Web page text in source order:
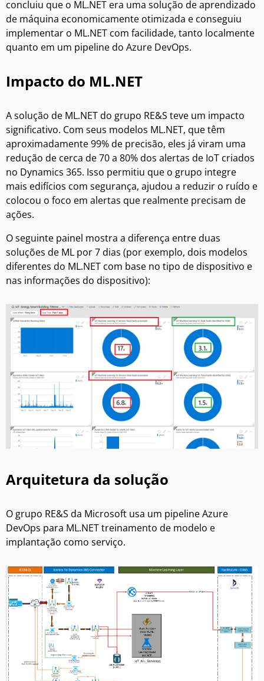
concluiu que o ML.NET era uma solução de aprendizado
de máquina economicamente otimizada e conseguiu
implementar o ML.NET com facilidade, tanto localmente
quanto em um pipeline do Azure DevOps.
Impacto do ML.NET
A solução de ML.NET do grupo RE&S teve um impacto
significativo. Com seus modelos ML.NET, que têm
aproximadamente 99% de precisão, eles já viram uma
redução de cerca de 70 a 80% dos alertas de IoT criados
no Dynamics 365. Isso permitiu que o grupo integre
mais edifícios com segurança, ajudou a reduzir o ruído e
colocou o foco em alertas que realmente precisam de
ações.
O seguinte painel mostra a diferença entre duas
soluções de ML por 7 dias (por exemplo, dois modelos
diferentes do ML.NET com base no tipo de dispositivo e
nas informações do dispositivo):
Arquitetura da solução
O grupo RE&S da Microsoft usa um pipeline Azure
DevOps para ML.NET treinamento de modelo e
implantação como serviço.